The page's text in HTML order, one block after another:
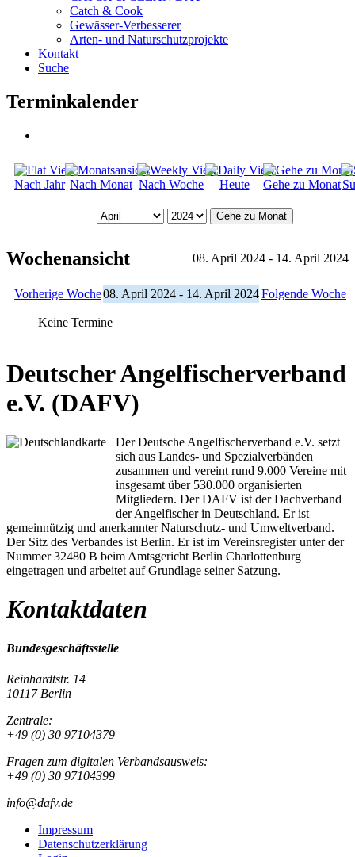
Catch & Cook
Gewässer-Verbesserer
Arten- und Naturschutzprojekte
Kontakt
Suche
Terminkalender
Nach Jahr Nach Monat Nach Woche Heute Gehe zu Monat
Gehe zu Monat
Wochenansicht 08. April 2024 - 14. April 2024
Vorherige Woche08. April 2024 - 14. April 2024Folgende Woche
Keine Termine
Deutscher Angelfischerverband
e.V. (DAFV)
Der Deutsche Angelfischerverband e.V. setzt
sich aus Landes- und Spezialverbänden
zusammen und vereint rund 9.000 Vereine mit
insgesamt über 530.000 organisierten
Mitgliedern. Der DAFV ist der Dachverband
der Angelfischer in Deutschland. Er ist
gemeinnützig und anerkannter Naturschutz- und Umweltverband.
Der Sitz des Verbandes ist Berlin. Er ist im Vereinsregister unter der
Nummer 32480 B beim Amtsgericht Berlin Charlottenburg
eingetragen und arbeitet auf Grundlage seiner Satzung.
Kontaktdaten
Bundesgeschäftsstelle
Reinhardtstr. 14
10117 Berlin
Zentrale:
+49 (0) 30 97104379
Fragen zum digitalen Verbandsausweis:
+49 (0) 30 97104399
info@dafv.de
Impressum
Datenschutzerklärung